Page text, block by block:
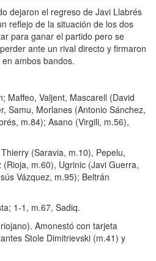
dejaron el regreso de Javi Llabrés
reflejo de la situación de los dos
para ganar el partido pero se
ante un rival directo y firmaron
ambos bandos.
Maffeo, Valjent, Mascarell (David
Samu, Morlanes (Antonio Sánchez,
m.84); Asano (Virgili, m.56),
(Saravia, m.10), Pepelu,
m.60), Ugrinic (Javi Guerra,
Vázquez, m.95); Beltrán
1-1, m.67, Sadiq.
Amonestó con tarjeta
Stole Dimitrievski (m.41) y